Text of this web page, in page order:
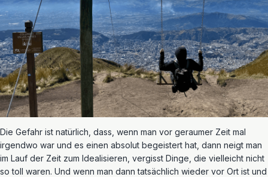
Die Gefahr ist natürlich, dass, wenn man vor geraumer Zeit mal
irgendwo war und es einen absolut begeistert hat, dann neigt man
im Lauf der Zeit zum Idealisieren, vergisst Dinge, die vielleicht nicht
so toll waren. Und wenn man dann tatsächlich wieder vor Ort ist und